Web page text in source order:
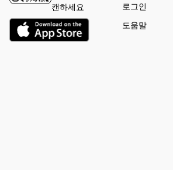
캔하세요
로그인
도움말